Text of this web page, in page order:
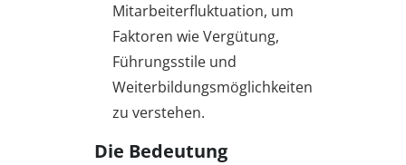
Mitarbeiterfluktuation, um
Faktoren wie Vergütung,
Führungsstile und
Weiterbildungsmöglichkeiten
zu verstehen.
Die Bedeutung